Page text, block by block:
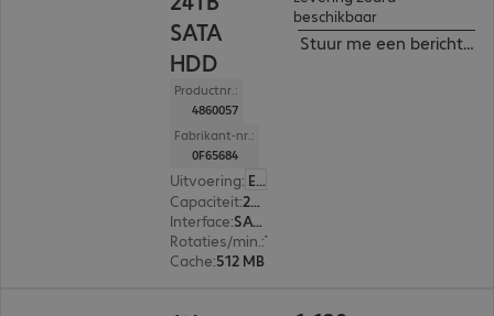
SATA
HDD
Productnr.:
4860057
Fabrikant-nr.:
0F65684
Uitvoering: Europa
Capaciteit: 24 TB
Interface:
SATA 3.0 (6 Gbit/s) 8,9 cm (3,5")
Rotaties/min. :
Cache:512 MB
beschikbaar
Stuur me een bericht